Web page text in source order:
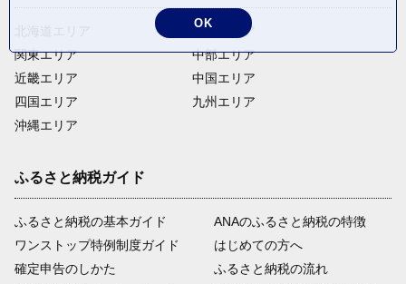
関東エリア
近畿エリア
四国エリア
沖縄エリア
東北エリア
中部エリア
中国エリア
九州エリア
ふるさと納税ガイド
ふるさと納税の基本ガイド
ワンストップ特例制度ガイド
確定申告のしかた
ANAのふるさと納税の特徴
はじめての方へ
ふるさと納税の流れ
OK